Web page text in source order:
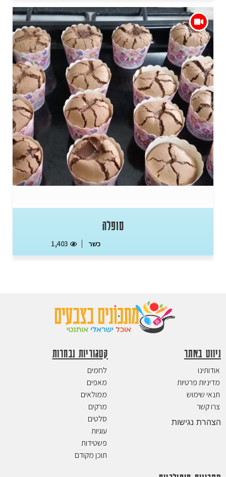
סופלה
כשר 1,403
ניווט באתר
אודותינו
מדיניות פרטיות
תנאי שימוש
צרו קשר
הצהרת נגישות
קטגוריות נבחרות
לחמים
מאפים
ממולאים
מרקים
סלטים
עוגיות
פשטידות
תוכן מקודם